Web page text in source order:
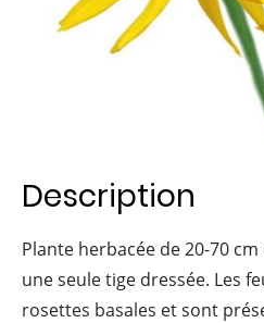
Description
Plante herbacée de 20-70
une seule tige dressée. Les
rosettes basales et sont